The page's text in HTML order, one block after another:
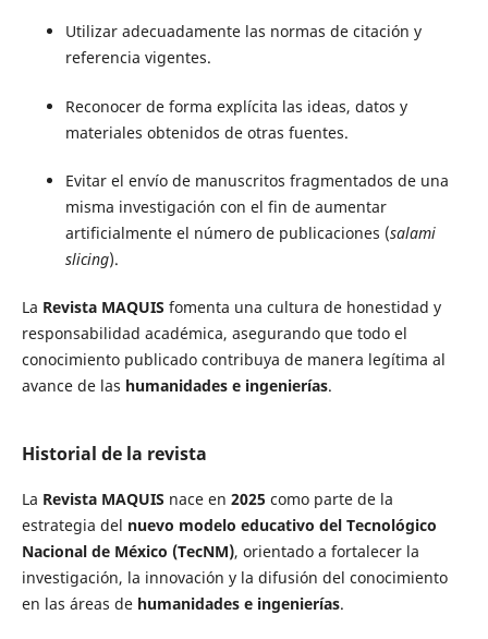
Utilizar adecuadamente las normas de citación y
referencia vigentes.
Reconocer de forma explícita las ideas, datos y
materiales obtenidos de otras fuentes.
Evitar el envío de manuscritos fragmentados de una
misma investigación con el fin de aumentar
artificialmente el número de publicaciones (salami
slicing).
La Revista MAQUIS fomenta una cultura de honestidad y
responsabilidad académica, asegurando que todo el
conocimiento publicado contribuya de manera legítima al
avance de las humanidades e ingenierías.
Historial de la revista
La Revista MAQUIS nace en 2025 como parte de la
estrategia del nuevo modelo educativo del Tecnológico
Nacional de México (TecNM), orientado a fortalecer la
investigación, la innovación y la difusión del conocimiento
en las áreas de humanidades e ingenierías.